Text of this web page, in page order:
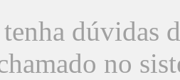
dúvidas
no